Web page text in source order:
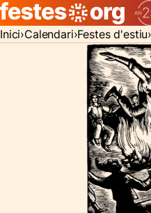
Inici Calendari Festes d'estiu